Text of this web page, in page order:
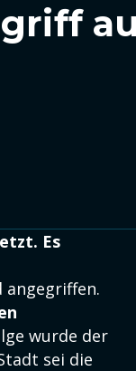
Es
angegriffen.
wurde der
sei die